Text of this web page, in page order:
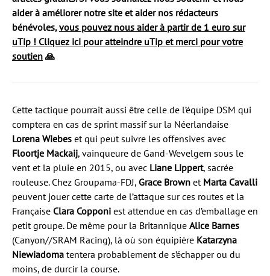
aider à améliorer notre site et aider nos rédacteurs
bénévoles,vous pouvez nous aider à partir de 1 euro sur
uTip ! Cliquez ici pour atteindre uTip et merci pour votre
soutien 🙏
Cette tactique pourrait aussi être celle de l’équipe DSM qui
comptera en cas de sprint massif sur la Néerlandaise
Lorena Wiebes et qui peut suivre les offensives avec
Floortje Mackaij, vainqueure de Gand-Wevelgem sous le
vent et la pluie en 2015, ou avec Liane Lippert, sacrée
rouleuse. Chez Groupama-FDJ, Grace Brown et Marta Cavalli
peuvent jouer cette carte de l’attaque sur ces routes et la
Française Clara Copponi est attendue en cas d’emballage en
petit groupe. De même pour la Britannique Alice Barnes
(Canyon//SRAM Racing), là où son équipière Katarzyna
Niewiadoma tentera probablement de s’échapper ou du
moins, de durcir la course.